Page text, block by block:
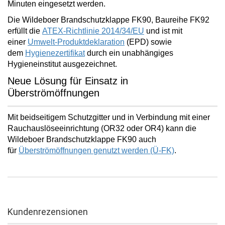
Minuten eingesetzt werden.
Die Wildeboer Brandschutzklappe FK90, Baureihe FK92
erfüllt die ATEX-Richtlinie 2014/34/EU und ist mit
einer Umwelt-Produktdeklaration (EPD) sowie
dem Hygienezertifikat durch ein unabhängiges
Hygieneinstitut ausgezeichnet.
Neue Lösung für Einsatz in
Überströmöffnungen
Mit beidseitigem Schutzgitter und in Verbindung mit einer
Rauchauslöseeinrichtung (OR32 oder OR4) kann die
Wildeboer Brandschutzklappe FK90 auch
für Überströmöffnungen genutzt werden (Ü-FK).
Kundenrezensionen